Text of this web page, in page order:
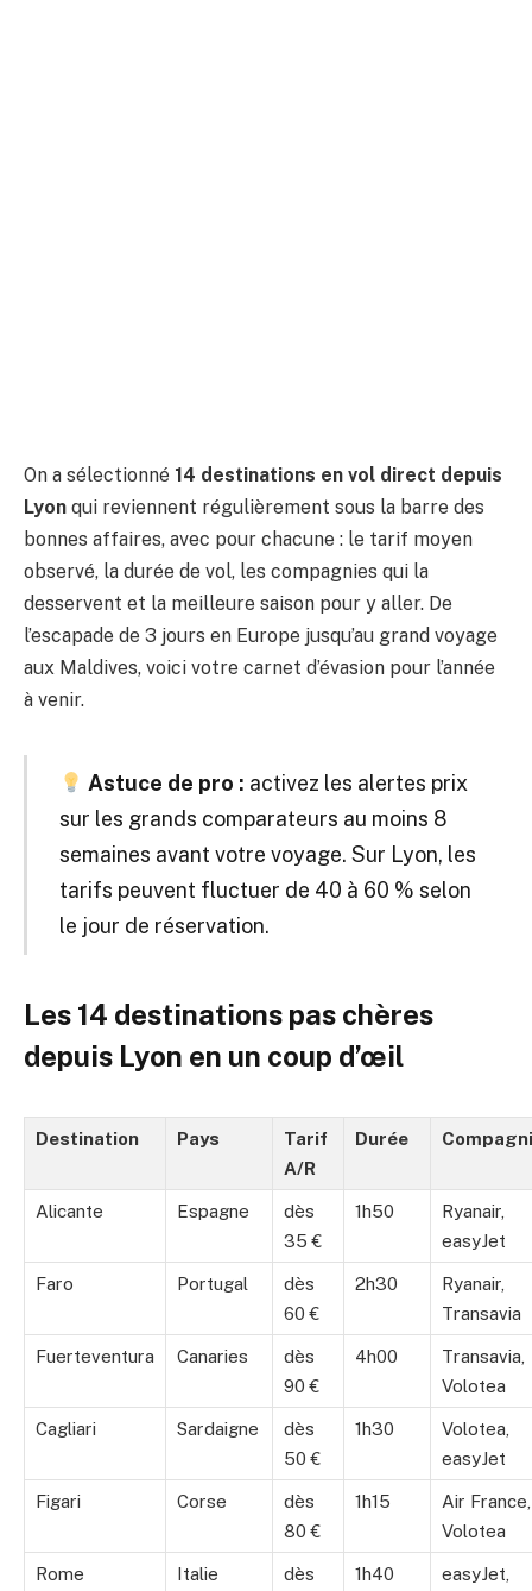
On a sélectionné 14 destinations en vol direct depuis
Lyon qui reviennent régulièrement sous la barre des
bonnes affaires, avec pour chacune : le tarif moyen
observé, la durée de vol, les compagnies qui la
desservent et la meilleure saison pour y aller. De
l’escapade de 3 jours en Europe jusqu’au grand voyage
aux Maldives, voici votre carnet d’évasion pour l’année
à venir.
Astuce de pro : activez les alertes prix
sur les grands comparateurs au moins 8
semaines avant votre voyage. Sur Lyon, les
tarifs peuvent fluctuer de 40 à 60 % selon
le jour de réservation.
Les 14 destinations pas chères
depuis Lyon en un coup d’œil
Destination Pays
Tarif
A/R
Durée
Alicante Espagne
dès
35 €
1h50
Ryanair,
easyJet
Faro Portugal
dès
60 €
2h30
Ryanair,
Transavia
Fuerteventura Canaries
dès
90 €
4h00
Transavia,
Volotea
Cagliari Sardaigne
dès
50 €
1h30
Volotea,
easyJet
Figari Corse
dès
80 €
1h15
Air France,
Volotea
Rome Italie dès 1h40 easyJet,